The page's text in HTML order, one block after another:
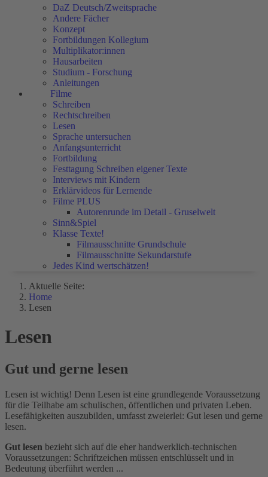
DaZ Deutsch/Zweitsprache
Andere Fächer
Konzept
Fortbildungen Kollegium
Multiplikator:innen
Hausarbeiten
Studium - Forschung
Anleitungen
Filme
Schreiben
Rechtschreiben
Lesen
Sprache untersuchen
Anfangsunterricht
Fortbildung
Festtagung Schreiben eigener Texte
Interviews mit Kindern
Erklärvideos für Lernende
Filme PLUS
Autorenrunde im Detail - Gruselwelt
Sinn&Spiel
Klasse Texte!
Filmausschnitte Grundschule
Filmausschnitte Sekundarstufe
Jedes Kind wertschätzen!
Aktuelle Seite:
Home
Lesen
Lesen
Gut und gerne lesen
Lesen ist wichtig! Denn Lesen ist eine grundlegende Voraussetzung
für die Teilhabe am schulischen, öffentlichen und privaten Leben.
Lesefähigkeiten auszubilden, umfasst zweierlei: Gut lesen und gerne
lesen.
Gut lesen bezieht sich auf die eher handwerklich-technischen
Voraussetzungen: Schriftzeichen müssen entschlüsselt und in
Bedeutung überführt werden ...